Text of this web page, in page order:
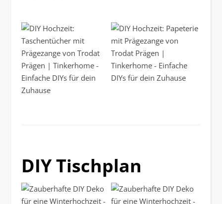
DIY Tischplan